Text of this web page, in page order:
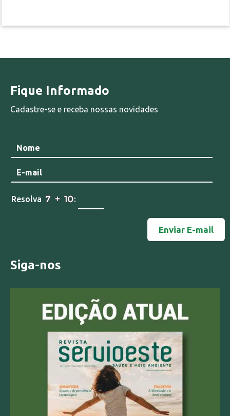
Fique Informado
Cadastre-se e receba nossas novidades
Resolva :
Siga-nos